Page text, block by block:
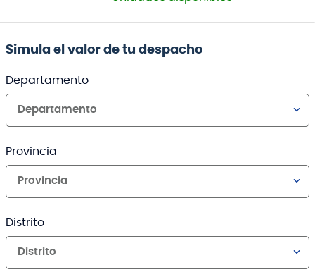
Simula el valor de tu despacho
Departamento
Departamento
Provincia
Provincia
Distrito
Distrito